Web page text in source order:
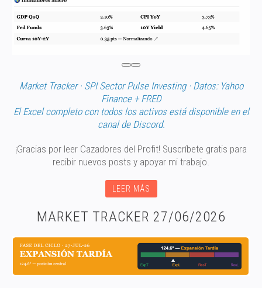
Market Tracker · SPI Sector Pulse Investing · Datos: Yahoo
Finance + FRED
El Excel completo con todos los activos está disponible en el
canal de Discord.
¡Gracias por leer Cazadores del Profit! Suscríbete gratis para
recibir nuevos posts y apoyar mi trabajo.
LEER MÁS
MARKET TRACKER 27/06/2026